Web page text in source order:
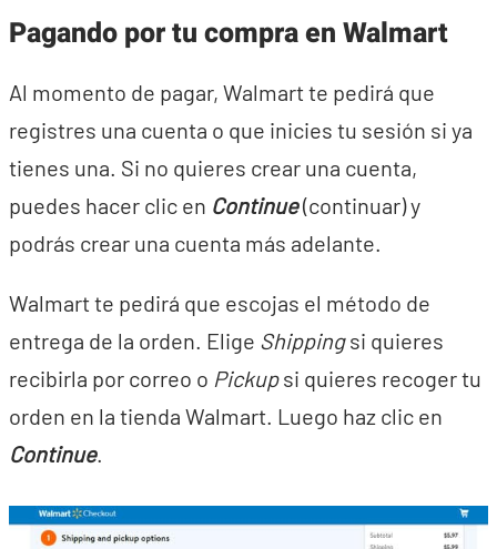
Pagando por tu compra en Walmart
Al momento de pagar, Walmart te pedirá que
registres una cuenta o que inicies tu sesión si ya
tienes una. Si no quieres crear una cuenta,
puedes hacer clic en Continue(continuar) y
podrás crear una cuenta más adelante.
Walmart te pedirá que escojas el método de
entrega de la orden. Elige Shippingsi quieres
recibirla por correo o Pickupsi quieres recoger tu
orden en la tienda Walmart. Luego haz clic en
Continue.